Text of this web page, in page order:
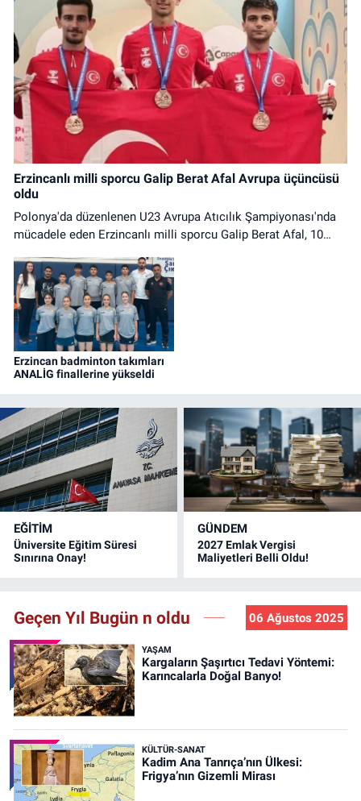
Erzincanlı milli sporcu Galip Berat Afal Avrupa üçüncüsü
oldu
Polonya'da düzenlenen U23 Avrupa Atıcılık Şampiyonası'nda
mücadele eden Erzincanlı milli sporcu Galip Berat Afal, 10
üçüncüsü olarak bronz madalya kazandı.
Erzincan badminton takımları
ANALİG finallerine yükseldi
EĞİTİM
Üniversite Eğitim Süresi
Sınırına Onay!
GÜNDEM
2027 Emlak Vergisi
Maliyetleri Belli Oldu!
Geçen Yıl Bugün n oldu 06 Ağustos 2025
YAŞAM
Kargaların Şaşırtıcı Tedavi Yöntemi:
Karıncalarla Doğal Banyo!
KÜLTÜR-SANAT
Kadim Ana Tanrıça’nın Ülkesi:
Frigya’nın Gizemli Mirası